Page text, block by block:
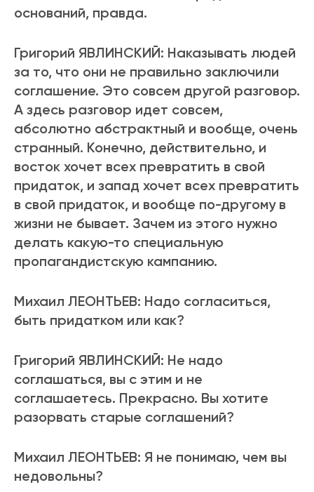
оснований, правда.
Григорий ЯВЛИНСКИЙ: Наказывать людей
за то, что они не правильно заключили
соглашение. Это совсем другой разговор.
А здесь разговор идет совсем,
абсолютно абстрактный и вообще, очень
странный. Конечно, действительно, и
восток хочет всех превратить в свой
придаток, и запад хочет всех превратить
в свой придаток, и вообще по-другому в
жизни не бывает. Зачем из этого нужно
делать какую-то специальную
пропагандистскую кампанию.
Михаил ЛЕОНТЬЕВ: Надо согласиться,
быть придатком или как?
Григорий ЯВЛИНСКИЙ: Не надо
соглашаться, вы с этим и не
соглашаетесь. Прекрасно. Вы хотите
разорвать старые соглашений?
Михаил ЛЕОНТЬЕВ: Я не понимаю, чем вы
недовольны?